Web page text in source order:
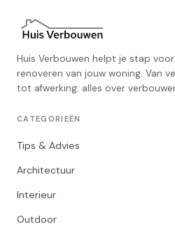
Huis Verbouwen helpt je stap
renoveren van jouw woning. Van
tot afwerking: alles over
CATEGORIEËN
Tips & Advies
Architectuur
Interieur
Outdoor